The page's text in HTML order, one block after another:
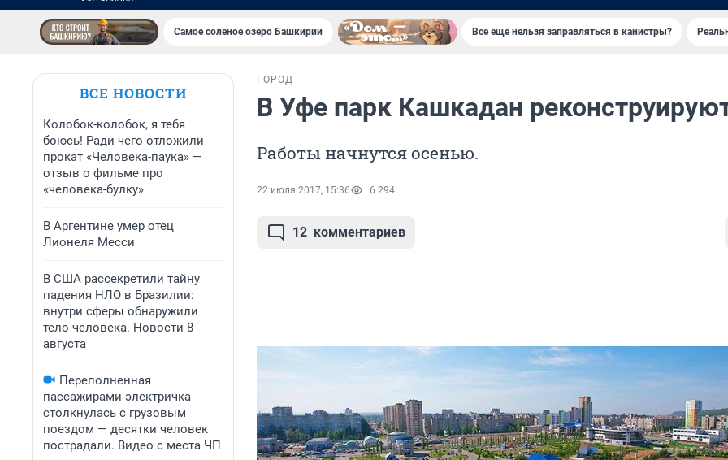
Самое соленое озеро Башкирии Все еще нельзя заправляться в канистры?
ВСЕ НОВОСТИ
Колобок-колобок, я тебя
боюсь! Ради чего отложили
прокат «Человека-паука» —
отзыв о фильме про
«человека-булку»
В Аргентине умер отец
Лионеля Месси
В США рассекретили тайну
падения НЛО в Бразилии:
внутри сферы обнаружили
тело человека. Новости 8
августа
Переполненная
пассажирами электричка
столкнулась с грузовым
поездом — десятки человек
пострадали. Видео с места ЧП
ГОРОД
В Уфе парк Кашкадан
Работы начнутся осенью.
22 июля 2017, 15:36 6 294
12 комментариев